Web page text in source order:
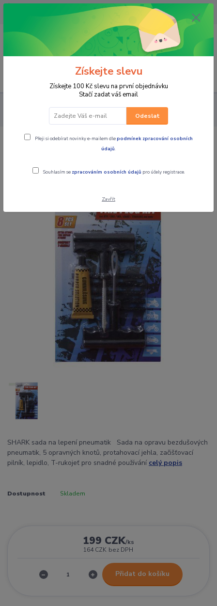
OPAVA 733537099/HLUČÍN
734541648/OLOMOUC 734593593
0,00 CZK
PRO STROJE PNEU A DISKY NA ČTYŘKOLKY
PNEU NA
SHARK sada na lepení pneumatik
SHARK sada na lepení pneumatik
SHARK sada na lepení pneumatik Sada na opravu bezdušových
pneumatik, 5 opravných knotů, protahovací jehla, začišťovací
pilník, lepidlo, T-rukojeť pro snadné používání celý popis
Dostupnost Skladem
199 CZK/ks
164 CZK bez DPH
Přidat do košíku
Získejte slevu
Získejte 100 Kč slevu na první objednávku
Stačí zadat váš email
Odeslat
Přeji si odebírat novinky e-mailem dlepodmínek zpracování osobních
údajů.
Souhlasím se zpracováním osobních údajů pro účely registrace.
Zavřít